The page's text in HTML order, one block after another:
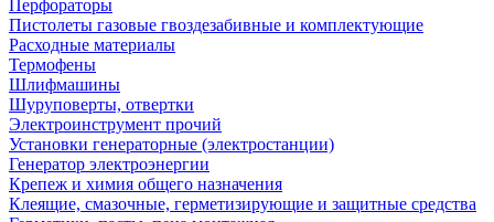
Перфораторы
Пистолеты газовые гвоздезабивные и комплектующие
Расходные материалы
Термофены
Шлифмашины
Шуруповерты, отвертки
Электроинструмент прочий
Установки генераторные (электростанции)
Генератор электроэнергии
Крепеж и химия общего назначения
Клеящие, смазочные, герметизирующие и защитные средства